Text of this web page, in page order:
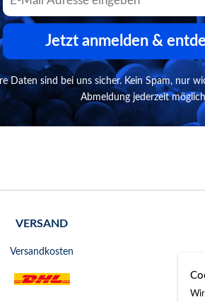
Jetzt anmelden &
Daten sind bei uns sicher. Kein Spam, nur
Abmeldung jederzeit
VERSAND
Versandkosten
Wir